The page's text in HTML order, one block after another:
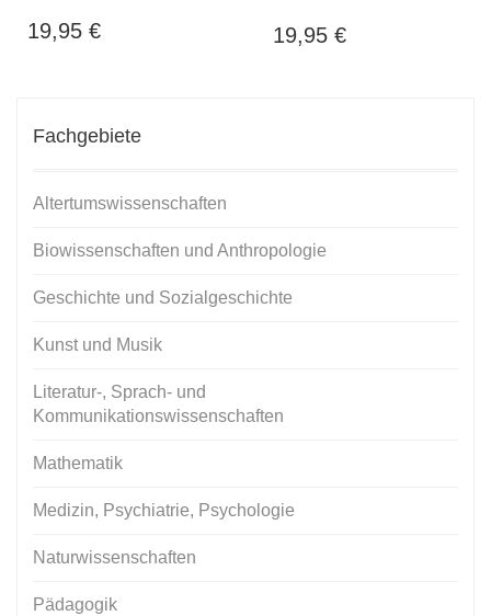
19,95 € 19,95 €
Fachgebiete
Altertumswissenschaften
Biowissenschaften und Anthropologie
Geschichte und Sozialgeschichte
Kunst und Musik
Literatur-, Sprach- und
Kommunikationswissenschaften
Mathematik
Medizin, Psychiatrie, Psychologie
Naturwissenschaften
Pädagogik